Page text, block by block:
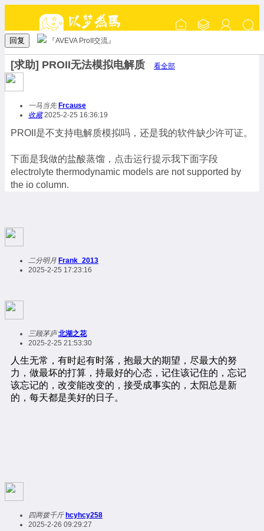
回复 『AVEVA ProII交流』
[求助] PROII无法模拟电解质 看全部
一马当先 Frcause
收藏2025-2-25 16:36:19
PROII是不支持电解质模拟吗，还是我的软件缺少许可证。
下面是我做的盐酸蒸馏，点击运行提示我下面字段
electrolyte thermodynamic models are not supported by
the io column.
二分明月 Frank_2013
2025-2-25 17:23:16
三顾茅庐 北湖之花
2025-2-25 21:53:30
四两拨千斤 hcyhcy258
2025-2-26 09:29:27